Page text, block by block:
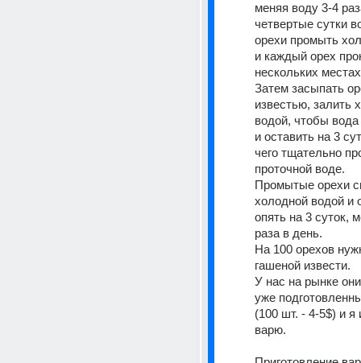
меняя воду 3-4
четвертые сутки
орехи промыть
и каждый орех
нескольких
Затем засыпать
известью, залить
водой, чтобы
и оставить на 3
чего тщательно
проточной воде.
Промытые орехи
холодной водой и
опять на 3 суток,
раза в день.
На 100 орехов
гашеной извести.
У нас на рынке
уже
(100 шт. - 4-5$) и я
варю.